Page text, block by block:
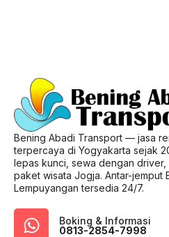
Bening Abadi Transport — jasa
terpercaya di Yogyakarta sejak
lepas kunci, sewa dengan driver,
paket wisata Jogja. Antar-jemput
Lempuyangan tersedia 24/7.
Boking & Informasi
0813-2854-7998